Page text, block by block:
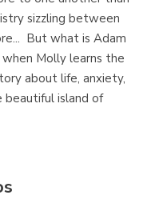
sizzling between
But what is Adam
Molly learns the
about life, anxiety,
beautiful island of